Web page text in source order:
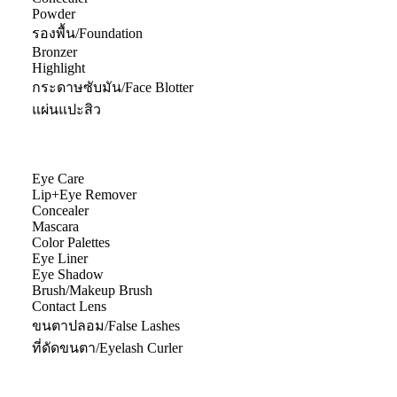
Powder
รองพื้น/Foundation
Bronzer
Highlight
กระดาษซับมัน/Face Blotter
แผ่นแปะสิว
Eye Care
Lip+Eye Remover
Concealer
Mascara
Color Palettes
Eye Liner
Eye Shadow
Brush/Makeup Brush
Contact Lens
ขนตาปลอม/False Lashes
ที่ดัดขนตา/Eyelash Curler